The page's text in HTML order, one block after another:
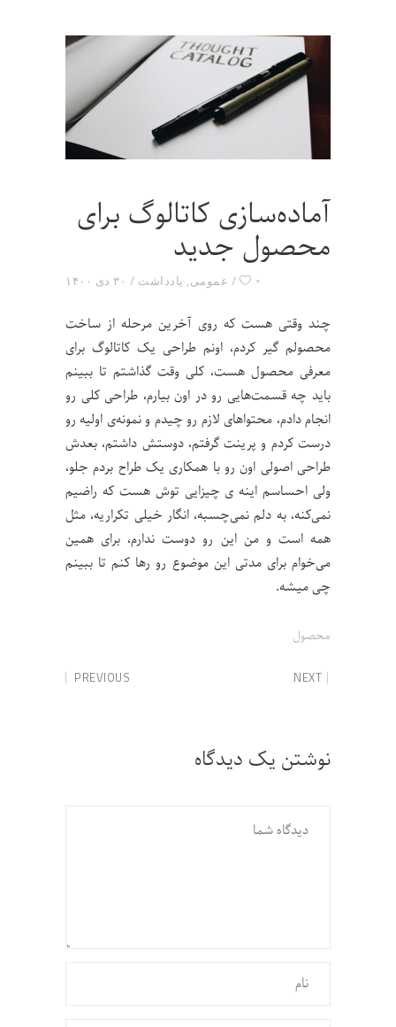
آماده‌سازی کاتالوگ برای
محصول جدید
۳۰ دی ۱۴۰۰ عمومی, یادداشت ۰
چند وقتی هست که روی آخرین مرحله از ساخت
محصولم گیر کردم، اونم طراحی یک کاتالوگ برای
معرفی محصول هست، کلی وقت گذاشتم تا ببینم
باید چه قسمت‌هایی رو در اون بیارم، طراحی کلی رو
انجام دادم، محتواهای لازم رو چیدم و نمونه‌ی اولیه رو
درست کردم و پرینت گرفتم، دوستش داشتم، بعدش
طراحی اصولی اون رو با همکاری یک طراح بردم جلو،
ولی احساسم اینه ی چیزایی توش هست که راضیم
نمی‌کنه، به دلم نمی‌چسبه، انگار خیلی تکراریه، مثل
همه است و من این رو دوست ندارم، برای همین
می‌خوام برای مدتی این موضوع رو رها کنم تا ببینم
چی میشه.
محصول
PREVIOUS NEXT
نوشتن یک دیدگاه